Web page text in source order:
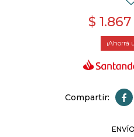
$ 1.867
